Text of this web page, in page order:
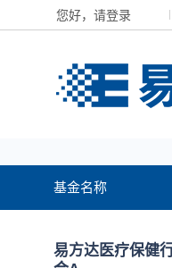
您好，请登录
基金名称
易方达医疗保健